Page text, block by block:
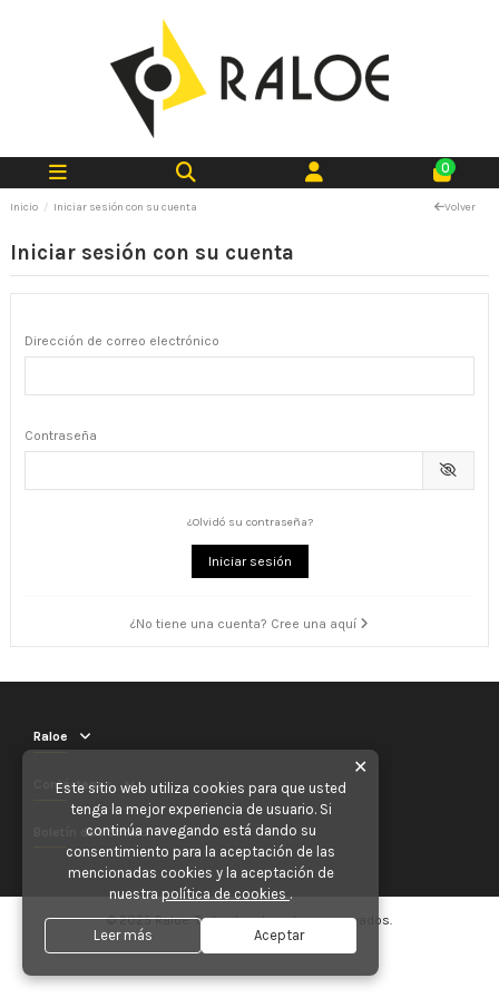
0
Inicio Iniciar sesión con su cuenta Volver
Iniciar sesión con su cuenta
Dirección de correo electrónico
Contraseña
¿Olvidó su contraseña?
Iniciar sesión
¿No tiene una cuenta? Cree una aquí
Raloe
Contáctenos
Boletín de noticias
© 2025 Raloe. Todos los derechos reservados.
✕
Este sitio web utiliza cookies para que usted
tenga la mejor experiencia de usuario. Si
continúa navegando está dando su
consentimiento para la aceptación de las
mencionadas cookies y la aceptación de
nuestra política de cookies .
Leer más Aceptar